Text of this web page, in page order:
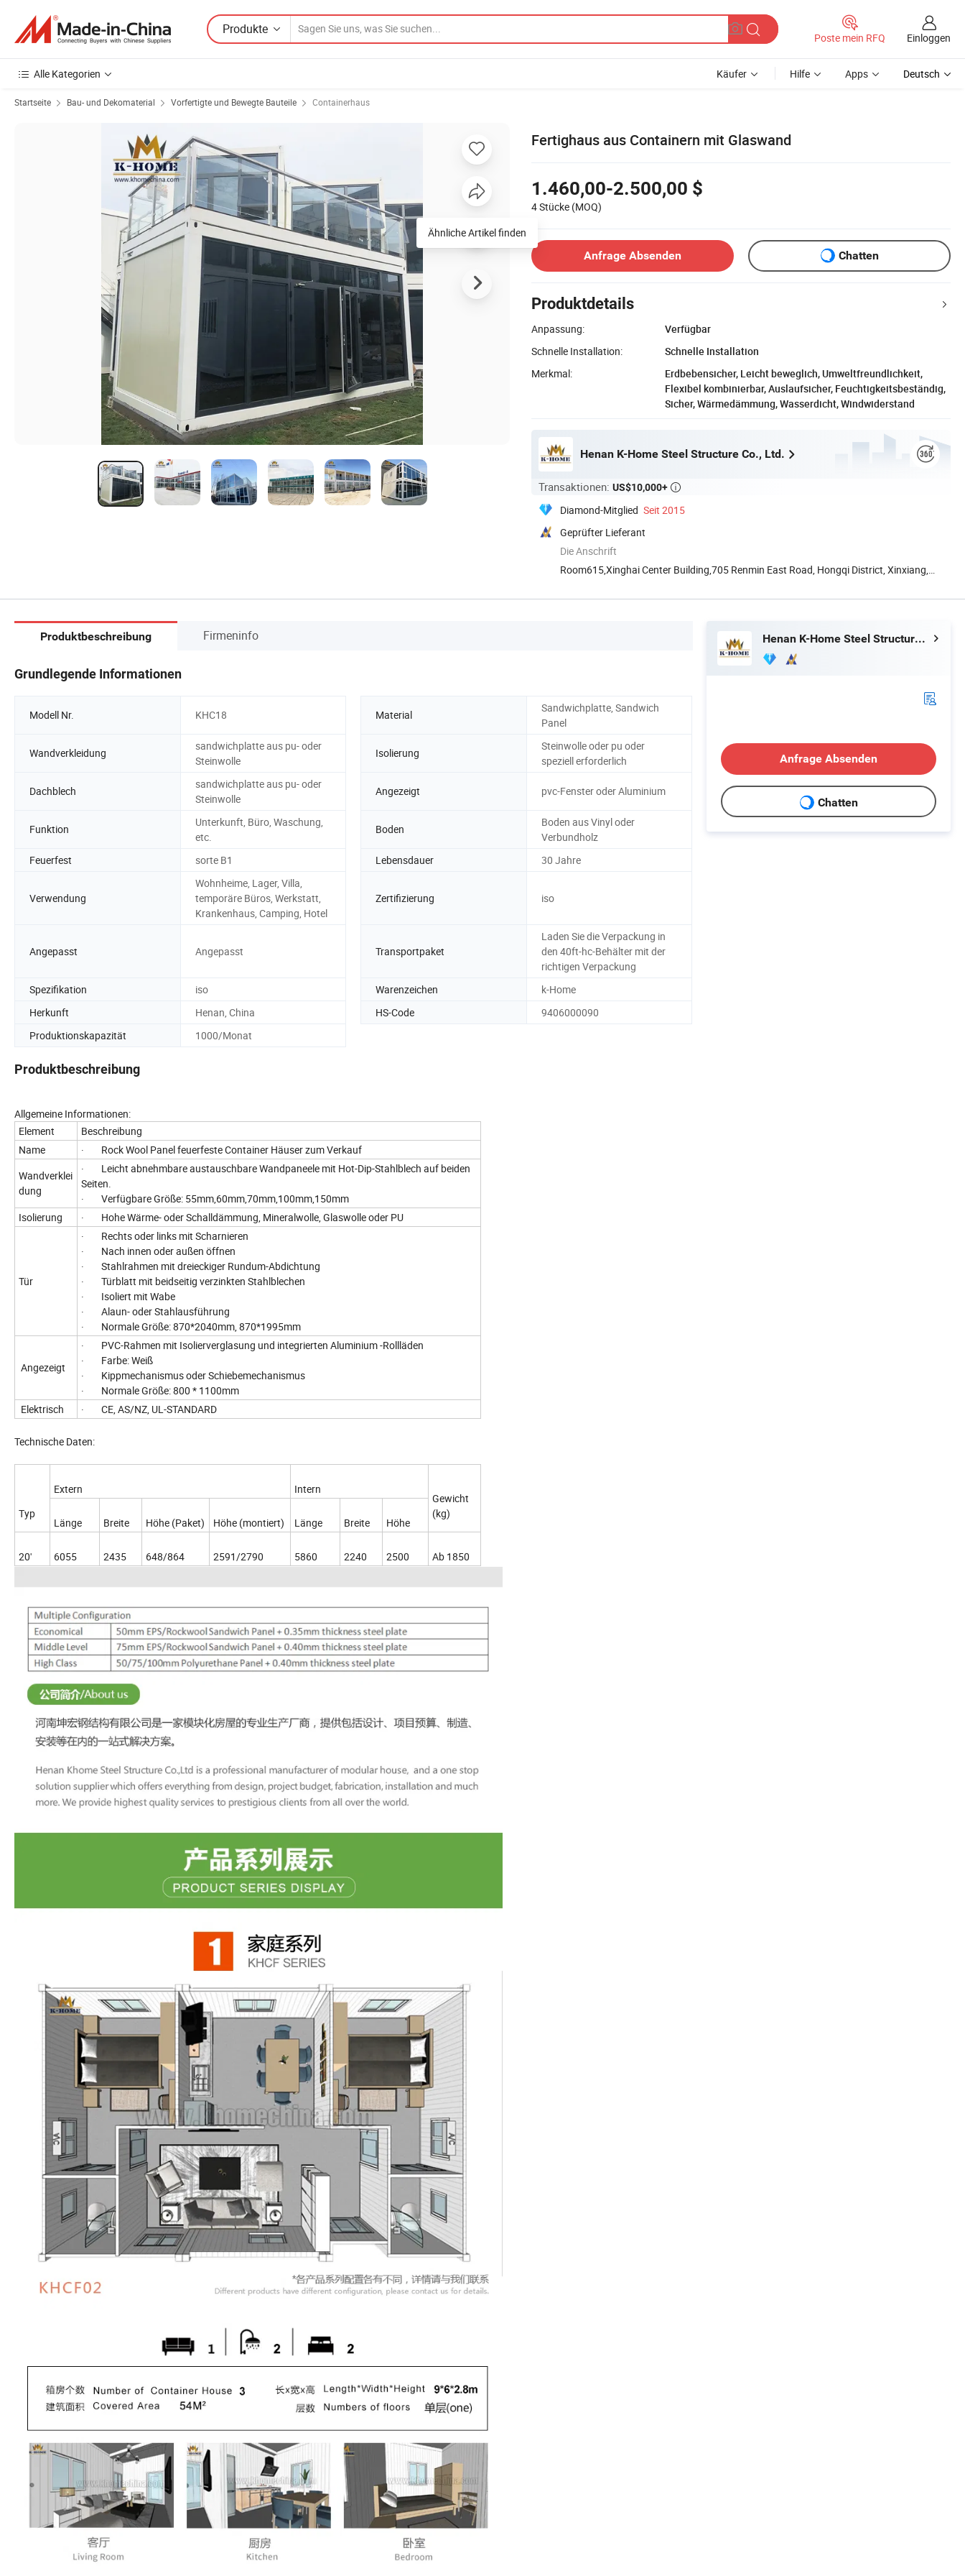
Produkte
Poste mein RFQ Einloggen
Alle Kategorien Käufer Hilfe Apps Deutsch
Startseite Bau- und Dekomaterial Vorfertigte und Bewegte Bauteile Containerhaus
Fertighaus aus Containern mit Glaswand
1.460,00-2.500,00 $
4 Stücke (MOQ)
Anfrage Absenden Chatten
Produktdetails
Anpassung:
Verfügbar
Schnelle Installation:
Schnelle Installation
Merkmal:
Erdbebensicher, Leicht beweglich, Umweltfreundlichkeit,
Flexibel kombinierbar, Auslaufsicher, Feuchtigkeitsbeständig,
Sicher, Wärmedämmung, Wasserdicht, Windwiderstand
Henan K-Home Steel Structure Co., Ltd.
Transaktionen: US$10,000+ 
Diamond-Mitglied Seit 2015
Geprüfter Lieferant
Die Anschrift
Room615,Xinghai Center Building,705 Renmin East Road, Hongqi District, Xinxiang,
Ähnliche Artikel finden
Produktbeschreibung Firmeninfo
Grundlegende Informationen
Modell Nr. KHC18 Material
Sandwichplatte, Sandwich
Panel
Wandverkleidung
sandwichplatte aus pu- oder
Steinwolle
Isolierung
Steinwolle oder pu oder
speziell erforderlich
Dachblech
sandwichplatte aus pu- oder
Steinwolle
Angezeigt pvc-Fenster oder Aluminium
Funktion
Unterkunft, Büro, Waschung,
etc.
Boden
Boden aus Vinyl oder
Verbundholz
Feuerfest
sorte B1 Lebensdauer 30 Jahre
Verwendung
Wohnheime, Lager, Villa,
temporäre Büros, Werkstatt,
Krankenhaus, Camping, Hotel
Zertifizierung iso
Angepasst Angepasst Transportpaket
Laden Sie die Verpackung in
den 40ft-hc-Behälter mit der
richtigen Verpackung
Spezifikation
iso Warenzeichen
k-Home
Herkunft
Henan, China HS-Code
9406000090
Produktionskapazität
1000/Monat
Produktbeschreibung
Allgemeine Informationen:
Element
Beschreibung
Name
· Rock Wool Panel feuerfeste Container Häuser zum Verkauf
Wandverklei
dung
· Leicht abnehmbare austauschbare Wandpaneele mit Hot-Dip-Stahlblech auf beiden
Seiten.
· Verfügbare Größe: 55mm,60mm,70mm,100mm,150mm
Isolierung
· Hohe Wärme- oder Schalldämmung, Mineralwolle, Glaswolle oder PU
Tür
· Rechts oder links mit Scharnieren
· Nach innen oder außen öffnen
· Stahlrahmen mit dreieckiger Rundum-Abdichtung
· Türblatt mit beidseitig verzinkten Stahlblechen
· Isoliert mit Wabe
· Alaun- oder Stahlausführung
· Normale Größe: 870*2040mm, 870*1995mm
Angezeigt
· PVC-Rahmen mit Isolierverglasung und integrierten Aluminium -Rollläden
· Farbe: Weiß
· Kippmechanismus oder Schiebemechanismus
· Normale Größe: 800 * 1100mm
Elektrisch
· CE, AS/NZ, UL-STANDARD
Technische Daten:
Typ
Extern Intern
Gewicht
(kg)
Länge Breite Höhe (Paket) Höhe (montiert) Länge Breite Höhe
20' 6055 2435 648/864 2591/2790 5860 2240 2500 Ab 1850
Henan K-Home Steel Structure Co., Ltd.
Anfrage Absenden
Chatten